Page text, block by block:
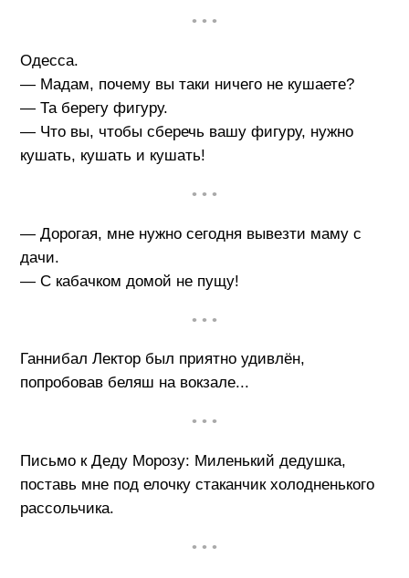
• • •
Одесса.
— Мадам, почему вы таки ничего не кушаете?
— Та берегу фигуру.
— Что вы, чтобы сберечь вашу фигуру, нужно
кушать, кушать и кушать!
• • •
— Дорогая, мне нужно сегодня вывезти маму с
дачи.
— С кабачком домой не пущу!
• • •
Ганнибал Лектор был приятно удивлён,
попробовав беляш на вокзале...
• • •
Письмо к Деду Морозу: Миленький дедушка,
поставь мне под елочку стаканчик холодненького
рассольчика.
• • •